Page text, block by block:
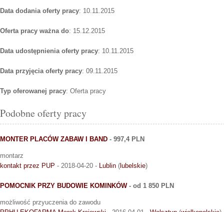
Data dodania oferty pracy: 10.11.2015
Oferta pracy ważna do: 15.12.2015
Data udostępnienia oferty pracy: 10.11.2015
Data przyjęcia oferty pracy: 09.11.2015
Typ oferowanej pracy: Oferta pracy
Podobne oferty pracy
MONTER PLACÓW ZABAW I BAND - 997,4 PLN
montarz
kontakt przez PUP - 2018-04-20 - Lublin (lubelskie)
POMOCNIK PRZY BUDOWIE KOMINKÓW- od 1 850 PLN
możliwość przyuczenia do zawodu